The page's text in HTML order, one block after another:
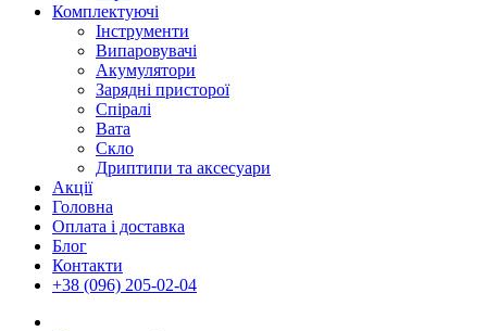
Комплектуючі
Інструменти
Випаровувачі
Акумулятори
Зарядні присторої
Спіралі
Вата
Скло
Дриптипи та аксесуари
Акції
Головна
Оплата і доставка
Блог
Контакти
+38 (096) 205-02-04